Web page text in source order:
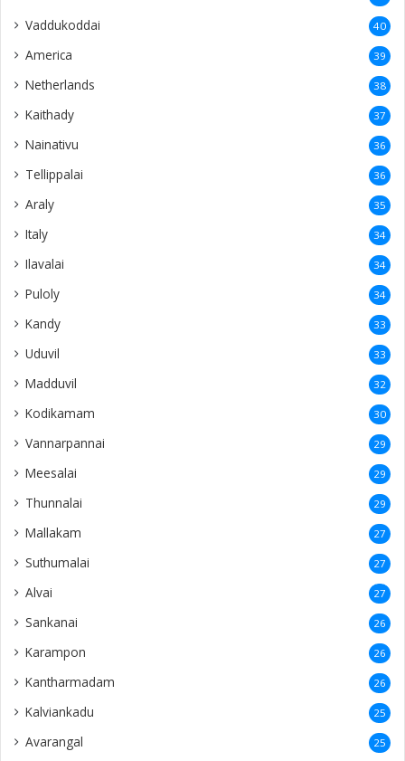
Vaddukoddai 40
America 39
Netherlands 38
Kaithady 37
Nainativu 36
Tellippalai 36
Araly 35
Italy 34
Ilavalai 34
Puloly 34
Kandy 33
Uduvil 33
Madduvil 32
Kodikamam 30
Vannarpannai 29
Meesalai 29
Thunnalai 29
Mallakam 27
Suthumalai 27
Alvai 27
Sankanai 26
Karampon 26
Kantharmadam 26
Kalviankadu 25
Avarangal 25